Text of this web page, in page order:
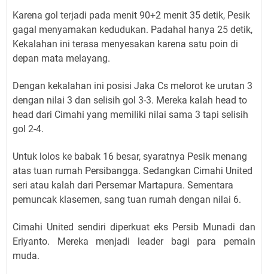
Karena gol terjadi pada menit 90+2 menit 35 detik, Pesik
gagal menyamakan kedudukan. Padahal hanya 25 detik,
Kekalahan ini terasa menyesakan karena satu poin di
depan mata melayang.
Dengan kekalahan ini posisi Jaka Cs melorot ke urutan 3
dengan nilai 3 dan selisih gol 3-3. Mereka kalah head to
head dari Cimahi yang memiliki nilai sama 3 tapi selisih
gol 2-4.
Untuk lolos ke babak 16 besar, syaratnya Pesik menang
atas tuan rumah Persibangga. Sedangkan Cimahi United
seri atau kalah dari Persemar Martapura. Sementara
pemuncak klasemen, sang tuan rumah dengan nilai 6.
Cimahi United sendiri diperkuat eks Persib Munadi dan
Eriyanto. Mereka menjadi leader bagi para pemain
muda.